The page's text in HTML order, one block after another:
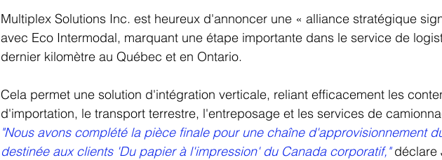
Multiplex Solutions Inc. est heureux d'annoncer une « alliance stratégique
avec Eco Intermodal, marquant une étape importante dans le service de
dernier kilomètre au Québec et en Ontario.
Cela permet une solution d'intégration verticale, reliant efficacement les
d'importation, le transport terrestre, l'entreposage et les services de
"Nous avons complété la pièce finale pour une chaîne d'approvisionnement
destinée aux clients 'Du papier à l'impression' du Canada corporatif," déclare